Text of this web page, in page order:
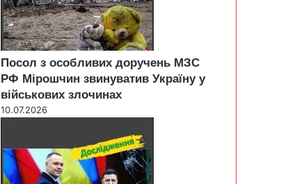
Посол з особливих доручень МЗС
РФ Мірошчин звинуватив Україну у
військових злочинах
10.07.2026